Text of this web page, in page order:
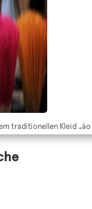
traditionellen Kleid